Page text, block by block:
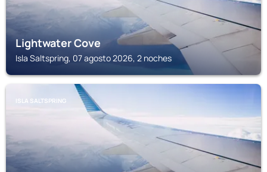
Lightwater Cove
Isla Saltspring, 07 agosto 2026, 2 noches
ISLA SALTSPRING